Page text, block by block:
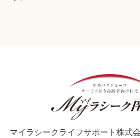
マイラシークライフサポート株式